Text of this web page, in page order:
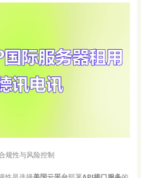
规性与风险控制